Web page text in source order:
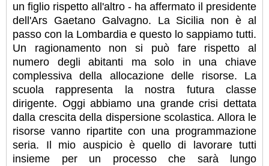
un figlio rispetto all'altro - ha affermato il presidente
dell'Ars Gaetano Galvagno. La Sicilia non è al
passo con la Lombardia e questo lo sappiamo tutti.
Un ragionamento non si può fare rispetto al
numero degli abitanti ma solo in una chiave
complessiva della allocazione delle risorse. La
scuola rappresenta la nostra futura classe
dirigente. Oggi abbiamo una grande crisi dettata
dalla crescita della dispersione scolastica. Allora le
risorse vanno ripartite con una programmazione
seria. Il mio auspicio è quello di lavorare tutti
insieme per un processo che sarà lungo